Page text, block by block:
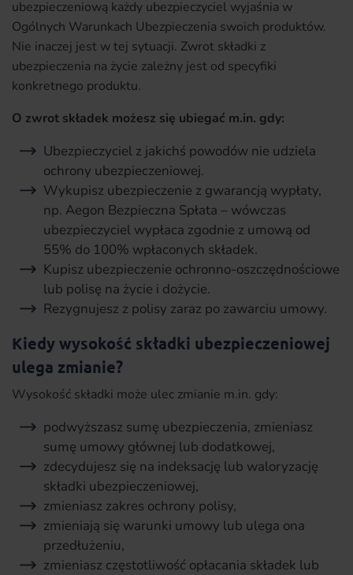
ubezpieczeniową każdy ubezpieczyciel wyjaśnia w
Ogólnych Warunkach Ubezpieczenia swoich produktów.
Nie inaczej jest w tej sytuacji. Zwrot składki z
ubezpieczenia na życie zależny jest od specyfiki
konkretnego produktu.
O zwrot składek możesz się ubiegać m.in. gdy:
Ubezpieczyciel z jakichś powodów nie udziela
ochrony ubezpieczeniowej.
Wykupisz ubezpieczenie z gwarancją wypłaty,
np. Aegon Bezpieczna Spłata – wówczas
ubezpieczyciel wypłaca zgodnie z umową od
55% do 100% wpłaconych składek.
Kupisz ubezpieczenie ochronno-oszczędnościowe
lub polisę na życie i dożycie.
Rezygnujesz z polisy zaraz po zawarciu umowy.
Kiedy wysokość składki ubezpieczeniowej
ulega zmianie?
Wysokość składki może ulec zmianie m.in. gdy:
podwyższasz sumę ubezpieczenia, zmieniasz
sumę umowy głównej lub dodatkowej,
zdecydujesz się na indeksację lub waloryzację
składki ubezpieczeniowej,
zmieniasz zakres ochrony polisy,
zmieniają się warunki umowy lub ulega ona
przedłużeniu,
zmieniasz częstotliwość opłacania składek lub